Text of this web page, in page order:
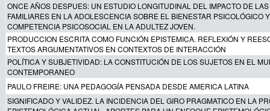
ONCE AÑOS DESPUES: UN ESTUDIO LONGITUDINAL DEL IMPACTO DE
FAMILIARES EN LA ADOLESCENCIA SOBRE EL BIENESTAR PSICOLÓGICO
COMPETENCIA PSICOSOCIAL EN LA ADULTEZ JOVEN.
PRODUCCION ESCRITA COMO FUNCIÓN EPISTEMICA. REFLEXIÓN Y
TEXTOS ARGUMENTATIVOS EN CONTEXTOS DE INTERACCIÓN
POLÍTICA Y SUBJETIVIDAD: LA CONSTITUCIÓN DE LOS SUJETOS EN EL
CONTEMPORANEO
PAULO FREIRE: UNA PEDAGOGÍA PENSADA DESDE AMERICA LATINA
SIGNIFICADO Y VALIDEZ. LA INCIDENCIA DEL GIRO PRAGMATICO EN LA